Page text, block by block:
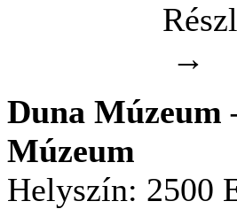
→
Duna Múzeum
Múzeum
Helyszín: 2500